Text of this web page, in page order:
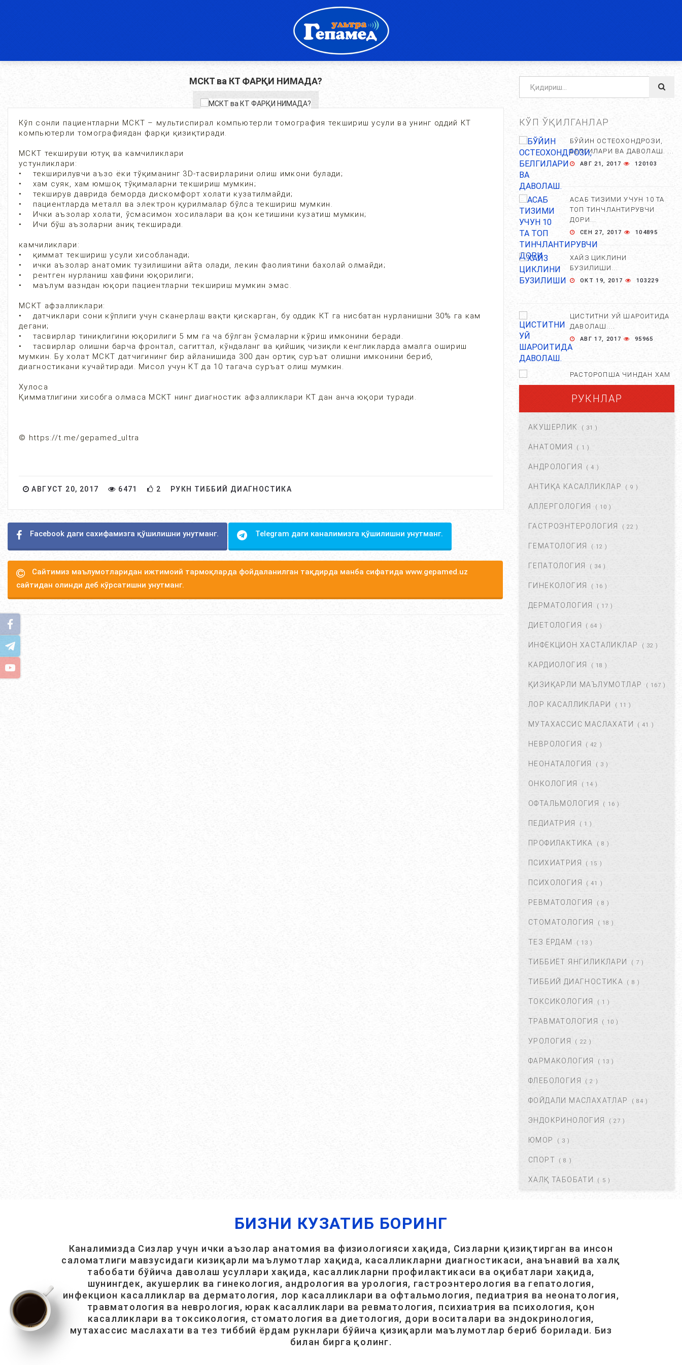
МСКТ ва КТ ФАРҚИ НИМАДА?
Кўп сонли пациентларни МСКТ – мультиспирал компьютерли томография текшириш усули ва унинг оддий КТ
компьютерли томографиядан фарқи қизиқтиради.
МСКТ текшируви ютуқ ва камчиликлари
устунликлари:
• текширилувчи аъзо ёки тўқиманинг 3D-тасвирларини олиш имкони булади;
• хам суяк, хам юмшоқ тўқималарни текшириш мумкин;
• текширув даврида беморда дискомфорт холати кузатилмайди;
• пациентларда металл ва электрон қурилмалар бўлса текшириш мумкин.
• Ички аъзолар холати, ўсмасимон хосилалари ва қон кетишини кузатиш мумкин;
• Ичи бўш аъзоларни аниқ текширади.
камчиликлари:
• қиммат текшириш усули хисобланади;
• ички аъзолар анатомик тузилишини айта олади, лекин фаолиятини бахолай олмайди;
• рентген нурланиш хавфини юқорилиги;
• маълум вазндан юқори пациентларни текшириш мумкин эмас.
МСКТ афзалликлари:
• датчиклари сони кўплиги учун сканерлаш вақти қискарган, бу оддик КТ га нисбатан нурланишни 30% га кам
дегани;
• тасвирлар тиниқлигини юқорилиги 5 мм га ча бўлган ўсмаларни кўриш имконини беради.
• тасвирлар олишни барча фронтал, сагиттал, кўндаланг ва қийшиқ чизиқли кенгликларда амалга ошириш
мумкин. Бу холат МСКТ датчигининг бир айланишида 300 дан ортиқ суръат олишни имконини бериб,
диагностикани кучайтиради. Мисол учун КТ да 10 тагача суръат олиш мумкин.
Хулоса
Қимматлигини хисобга олмаса МСКТ нинг диагностик афзалликлари КТ дан анча юқори туради.
© https://t.me/gepamed_ultra
АВГУСТ 20, 2017 6471 2 РУКН ТИББИЙ ДИАГНОСТИКА
Facebook даги сахифамизга қўшилишни унутманг. Telegram даги каналимизга қўшилишни унутманг.
Сайтимиз маълумотларидан ижтимоий тармоқларда фойдаланилган тақдирда манба сифатида www.gepamed.uz
сайтидан олинди деб кўрсатишни унутманг.
КЎП ЎҚИЛГАНЛАР
БЎЙИН ОСТЕОХОНДРОЗИ,
БЕЛГИЛАРИ ВА ДАВОЛАШ. ...
АВГ 21, 2017 120103
АСАБ ТИЗИМИ УЧУН 10 ТА
ТОП ТИНЧЛАНТИРУВЧИ
ДОРИ...
СЕН 27, 2017 104895
ХАЙЗ ЦИКЛИНИ
БУЗИЛИШИ...
ОКТ 19, 2017 103229
ЦИСТИТНИ УЙ ШАРОИТИДА
ДАВОЛАШ....
АВГ 17, 2017 95965
РАСТОРОПША ЧИНДАН ХАМ
ФОЙДАЛИМИ?...
АПР 25, 2021
ХОМИЛА ЖИНСИНИ
АНИҚЛАШНИНГ
НОСТАНДАРТ УСУЛЛАРИ....
АВГ 22, 2017
ХОМИЛА МУДДАТИНИ
АНИҚЛАШНИНГ ҚАНДАЙ
УСУЛЛАР БОР?...
АВГ 22, 2017 77420
ЧАП ҚОРИН СОХАСИ НИМА
БОШ МИЯ САРАТОНИНИ
НОЯ 24, 2017
БОШ ОҒРИШИ. УНИНГ
ФЕВ 06, 2018 59762
ХОМИЛАДОРЛИКДА БОЛА
БЕЛГИЛАРИ ВА
АВГ 17, 2017
БЎЛДИ. НИМА ҚИЛМОҚ
ОКТ 01, 2017
НЕГА КАТТАЛАШАДИ?...
ПОЛИАРТРИТ. ТУРЛАРИ.
ДАВОЛАШ....
ЮЗГА АЛЛЕРГИЯ ТОШИШИ.
УНИНГ САБАБЛАРИ ВА
НОЯ 27, 2017
БАЧАДОН МИОМАСИ,
ДАВОЛАШ. ...
АПР 25, 2018
ҚОРИН ДАМ БЎЛИШИ
ҚУТУЛИШ ЙЎЛЛАРИ....
ИЮЛ 16, 2021
ОСТЕОХОНДРОЗ НИМА,
САБАБЛАРИ, ТУРЛАРИ,
АСОРАТЛАРИ. ...
ГАЙМОРИТ, БЕЛГИЛАРИ ВА
ТУРЛАРИ. ...
РУКНЛАР
АКУШЕРЛИК ( 31 )
АНАТОМИЯ ( 1 )
АНДРОЛОГИЯ ( 4 )
АНТИҚА КАСАЛЛИКЛАР ( 9 )
АЛЛЕРГОЛОГИЯ ( 10 )
ГАСТРОЭНТЕРОЛОГИЯ ( 22 )
ГЕМАТОЛОГИЯ ( 12 )
ГЕПАТОЛОГИЯ ( 34 )
ГИНЕКОЛОГИЯ ( 16 )
ДЕРМАТОЛОГИЯ ( 17 )
ДИЕТОЛОГИЯ ( 64 )
ИНФЕКЦИОН ХАСТАЛИКЛАР ( 32 )
КАРДИОЛОГИЯ ( 18 )
ҚИЗИҚАРЛИ МАЪЛУМОТЛАР ( 167 )
ЛОР КАСАЛЛИКЛАРИ ( 11 )
МУТАХАССИС МАСЛАХАТИ ( 41 )
НЕВРОЛОГИЯ ( 42 )
НЕОНАТАЛОГИЯ ( 3 )
ОНКОЛОГИЯ ( 14 )
ОФТАЛЬМОЛОГИЯ ( 16 )
ПЕДИАТРИЯ ( 1 )
ПРОФИЛАКТИКА ( 8 )
ПСИХИАТРИЯ ( 15 )
ПСИХОЛОГИЯ ( 41 )
РЕВМАТОЛОГИЯ ( 8 )
СТОМАТОЛОГИЯ ( 18 )
ТЕЗ ЁРДАМ ( 13 )
ТИББИЁТ ЯНГИЛИКЛАРИ ( 7 )
ТИББИЙ ДИАГНОСТИКА ( 8 )
ТОКСИКОЛОГИЯ ( 1 )
ТРАВМАТОЛОГИЯ ( 10 )
УРОЛОГИЯ ( 22 )
ФАРМАКОЛОГИЯ ( 13 )
ФЛЕБОЛОГИЯ ( 2 )
ФОЙДАЛИ МАСЛАХАТЛАР ( 84 )
ЭНДОКРИНОЛОГИЯ ( 27 )
ЮМОР ( 3 )
СПОРТ ( 8 )
ХАЛҚ ТАБОБАТИ ( 5 )
БИЗНИ КУЗАТИБ БОРИНГ
Каналимизда Сизлар учун ички аъзолар анатомия ва физиологияси хақида, Сизларни қизиқтирган ва инсон
саломатлиги мавзусидаги кизиқарли маълумотлар хақида, касалликларни диагностикаси, анаънавий ва халқ
табобати бўйича даволаш усуллари хақида, касалликларни профилактикаси ва оқибатлари хақида,
шунингдек, акушерлик ва гинекология, андрология ва урология, гастроэнтерология ва гепатология,
инфекцион касалликлар ва дерматология, лор касалликлари ва офтальмология, педиатрия ва неонатология,
травматология ва неврология, юрак касалликлари ва ревматология, психиатрия ва психология, қон
касалликлари ва токсикология, стоматология ва диетология, дори воситалари ва эндокринология,
мутахассис маслахати ва тез тиббий ёрдам рукнлари бўйича қизиқарли маълумотлар бериб борилади. Биз
билан бирга қолинг.